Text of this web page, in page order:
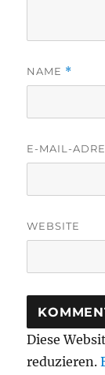
NAME *
E-MAIL-
WEBSITE
Diese
reduzieren.